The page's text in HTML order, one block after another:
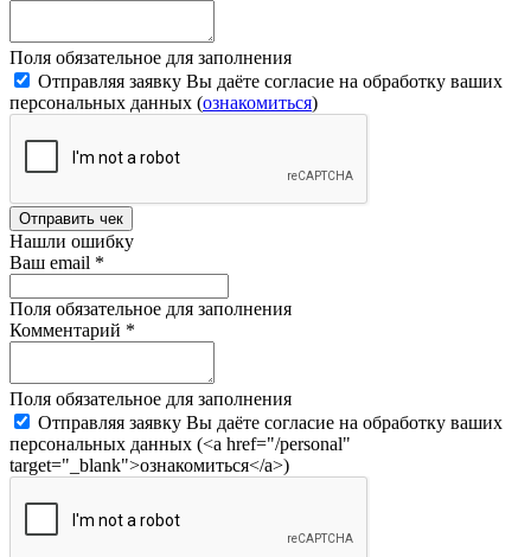
Поля обязательное для заполнения
Отправляя заявку Вы даёте согласие на обработку ваших
персональных данных (ознакомиться)
Отправить чек
Нашли ошибку
Ваш email *
Поля обязательное для заполнения
Комментарий *
Поля обязательное для заполнения
Отправляя заявку Вы даёте согласие на обработку ваших
персональных данных (<a href="/personal"
target="_blank">ознакомиться</a>)